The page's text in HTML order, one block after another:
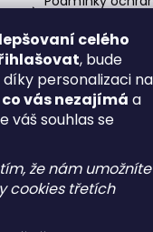
celého
, bude
personalizaci na
vás nezajímá a
váš souhlas se
že nám umožníte
cookies třetích
O nás
Doprava a platba
Zrušení
Reklamace a
Spotřební daň